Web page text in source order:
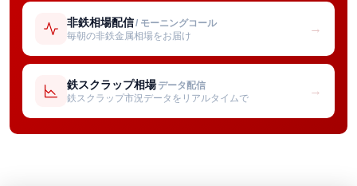
非鉄相場配信/ モーニングコール
毎朝の非鉄金属相場をお届け
→
鉄スクラップ相場 データ配信
鉄スクラップ市況データをリアルタイムで
→